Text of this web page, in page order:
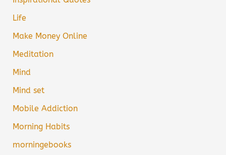
Life
Make Money Online
Meditation
Mind
Mind set
Mobile Addiction
Morning Habits
morningebooks